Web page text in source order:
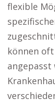
flexible
können
angepasst